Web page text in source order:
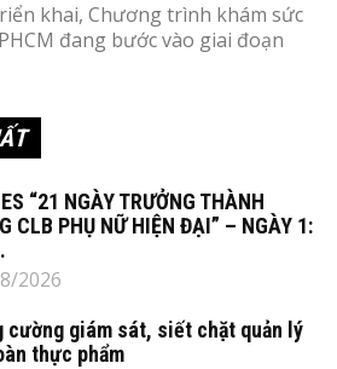
khai, Chương trình khám sức
đang bước vào giai đoạn
“21 NGÀY TRƯỞNG THÀNH
CLB PHỤ NỮ HIỆN ĐẠI” – NGÀY 1:
2026
cường giám sát, siết chặt quản lý
thực phẩm